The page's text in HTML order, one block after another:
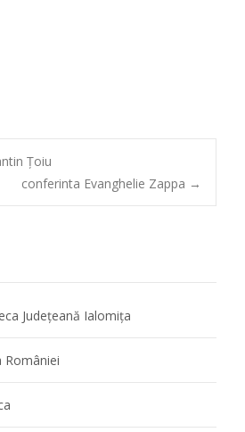
Țoiu
conferinta Evanghelie Zappa →
Județeană Ialomița
României